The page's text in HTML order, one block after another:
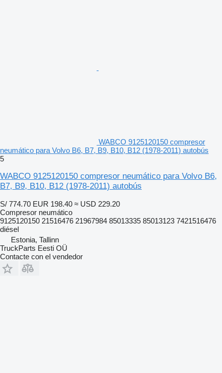
WABCO 9125120150 compresor
neumático para Volvo B6, B7, B9, B10, B12 (1978-2011) autobús
5
WABCO 9125120150 compresor neumático para Volvo B6,
B7, B9, B10, B12 (1978-2011) autobús
S/ 774.70 EUR 198.40 ≈ USD 229.20
Compresor neumático
9125120150 21516476 21967984 85013335 85013123 7421516476
diésel
Estonia, Tallinn
TruckParts Eesti OÜ
Contacte con el vendedor